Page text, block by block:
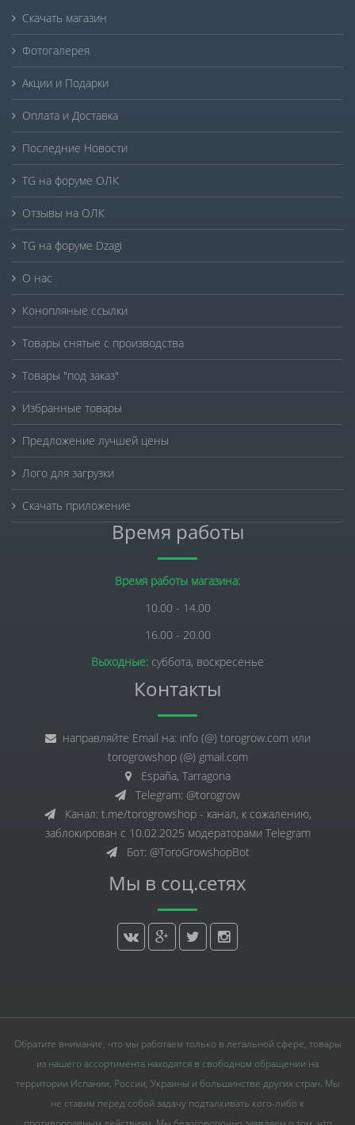
Скачать магазин
Фотогалерея
Акции и Подарки
Оплата и Доставка
Последние Новости
TG на форуме ОЛК
Отзывы на ОЛК
TG на форуме Dzagi
О нас
Конопляные ссылки
Товары снятые с производства
Товары "под заказ"
Избранные товары
Предложение лучшей цены
Лого для загрузки
Скачать приложение
Время работы
Время работы магазина:
10.00 - 14.00
16.00 - 20.00
Выходные: суббота, воскресенье
Контакты
направляйте Email на: info (@) torogrow.com или
torogrowshop (@) gmail.com
España, Tarragona
Telegram: @torogrow
Канал: t.me/torogrowshop - канал, к сожалению,
заблокирован с 10.02.2025 модераторами Telegram
Бот: @ToroGrowshopBot
Мы в соц.сетях
Обратите внимание, что мы работаем только в легальной сфере, товары
из нашего ассортимента находятся в свободном обращении на
территории Испании, России, Украины и большинстве других стран. Мы
не ставим перед собой задачу подталкивать кого-либо к